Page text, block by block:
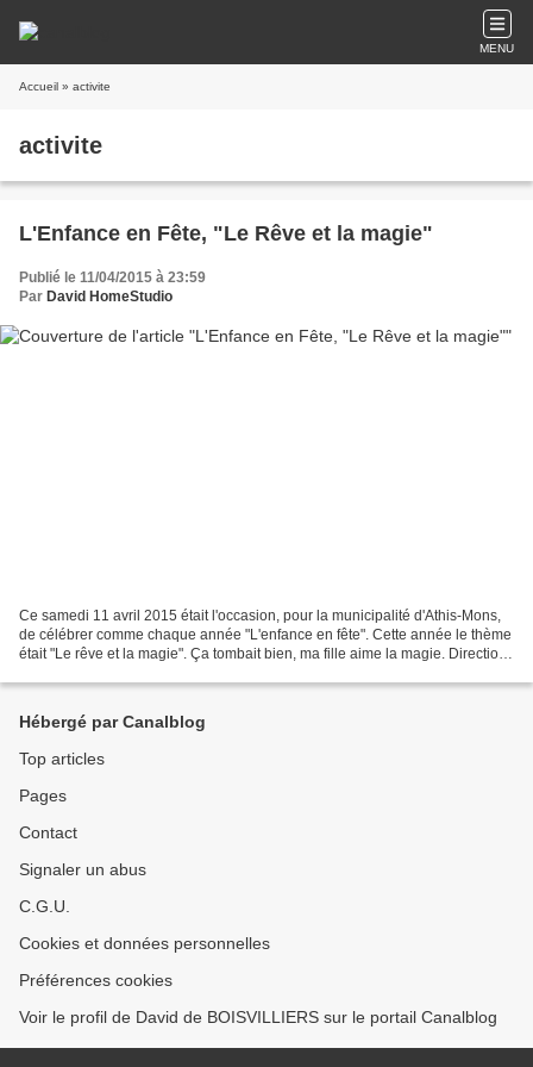
MENU
Accueil » activite
activite
L'Enfance en Fête, "Le Rêve et la magie"
Publié le 11/04/2015 à 23:59
Par David HomeStudio
Ce samedi 11 avril 2015 était l'occasion, pour la municipalité d'Athis-Mons,
de célébrer comme chaque année "L'enfance en fête". Cette année le thème
était "Le rêve et la magie". Ça tombait bien, ma fille aime la magie. Direction
Hébergé par Canalblog
Top articles
Pages
Contact
Signaler un abus
C.G.U.
Cookies et données personnelles
Préférences cookies
Voir le profil de David de BOISVILLIERS sur le portail Canalblog